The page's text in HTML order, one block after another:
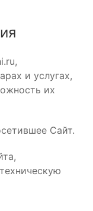
и услугах,
их
Сайт.